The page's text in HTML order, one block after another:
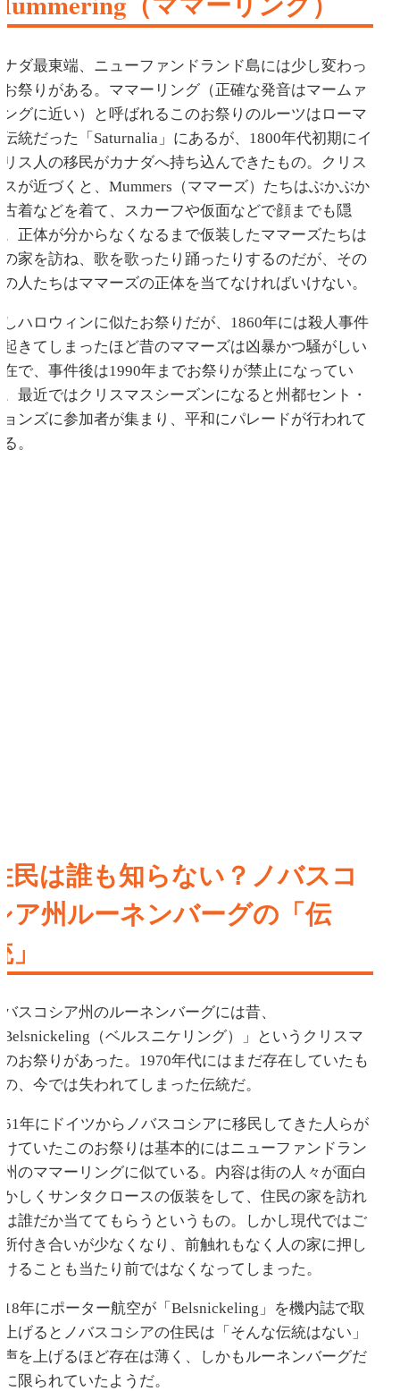
ダ最東端、ニューファンドランド島には少し変わっ
祭りがある。ママーリング（正確な発音はマームァ
グに近い）と呼ばれるこのお祭りのルーツはローマ
統だった「Saturnalia」にあるが、1800年代初期にイ
ス人の移民がカナダへ持ち込んできたもの。クリス
が近づくと、Mummers（ママーズ）たちはぶかぶか
着などを着て、スカーフや仮面などで顔までも隠
正体が分からなくなるまで仮装したママーズたちは
家を訪ね、歌を歌ったり踊ったりするのだが、その
人たちはママーズの正体を当てなければいけない。
ハロウィンに似たお祭りだが、1860年には殺人事件
きてしまったほど昔のママーズは凶暴かつ騒がしい
で、事件後は1990年までお祭りが禁止になってい
最近ではクリスマスシーズンになると州都セント・
ンズに参加者が集まり、平和にパレードが行われて
。
民は誰も知らない？ノバスコ
ア州ルーネンバーグの「伝
スコシア州のルーネンバーグには昔、
（ベルスニケリング）」というクリスマ
お祭りがあった。1970年代にはまだ存在していたも
、今では失われてしまった伝統だ。
年にドイツからノバスコシアに移民してきた人らが
ていたこのお祭りは基本的にはニューファンドラン
のママーリングに似ている。内容は街の人々が面白
しくサンタクロースの仮装をして、住民の家を訪れ
誰だか当ててもらうというもの。しかし現代ではご
付き合いが少なくなり、前触れもなく人の家に押し
ることも当たり前ではなくなってしまった。
年にポーター航空が「Belsnickeling」を機内誌で取
げるとノバスコシアの住民は「そんな伝統はない」
を上げるほど存在は薄く、しかもルーネンバーグだ
限られていたようだ。